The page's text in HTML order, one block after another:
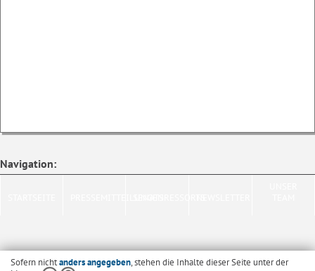
Navigation:
Sofern nichtanders angegeben, stehen die Inhalte dieser Seite unter der